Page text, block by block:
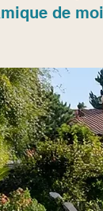
de